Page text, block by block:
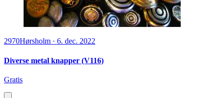
2970Hørsholm · 6. dec. 2022
Diverse metal knapper (V116)
Gratis